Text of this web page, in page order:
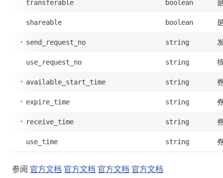
transferable boolean
shareable boolean
send_request_no string
use_request_no string
available_start_time string
expire_time string
receive_time string
use_time string
参阅 官方文档 官方文档 官方文档 官方文档